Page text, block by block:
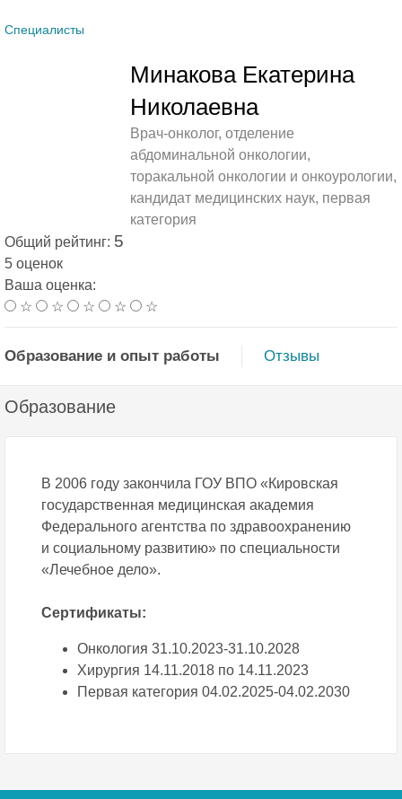
Специалисты
Минакова Екатерина
Николаевна
Врач-онколог, отделение
абдоминальной онкологии,
торакальной онкологии и онкоурологии,
кандидат медицинских наук, первая
категория
Общий рейтинг: 5
5 оценок
Ваша оценка:
☆
☆ ☆ ☆ ☆
Образование и опыт работы Отзывы
Образование
В 2006 году закончила ГОУ ВПО «Кировская
государственная медицинская академия
Федерального агентства по здравоохранению
и социальному развитию» по специальности
«Лечебное дело».
Сертификаты:
Онкология 31.10.2023-31.10.2028
Хирургия 14.11.2018 по 14.11.2023
Первая категория 04.02.2025-04.02.2030